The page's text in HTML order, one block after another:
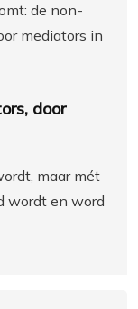
de non-
mediators in
door
maar mét
wordt en word